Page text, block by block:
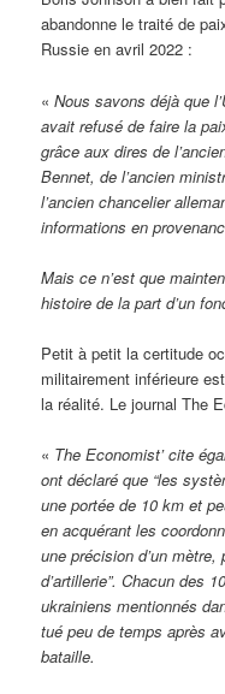
abandonne le traité de
Russie en avril 2022 :
«Nous savons déjà que
avait refusé de faire la
grâce aux dires de
Bennet, de l’ancien
l’ancien chancelier
informations en
Mais ce n’est que
histoire de la part d’un
Petit à petit la certitude
militairement inférieure
la réalité. Le journal The
« The Economist’ cite
ont déclaré que “les
une portée de 10 km et
en acquérant les
une précision d’un
d’artillerie”. Chacun des
ukrainiens mentionnés
tué peu de temps après
bataille.